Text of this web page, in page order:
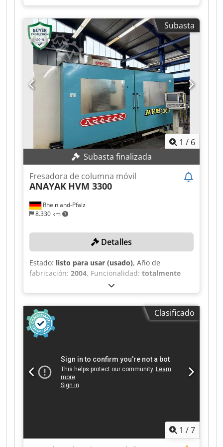
AUTOMATICA, velocidad del cabezal (máx.):
2.000 rpm, potencia del motor del husillo:29 W,
FRESADORA FRONTAL MÓVIL MECOF M 200
Crjdpfx Afjzhnx Ietof
Subasta
1 / 6
Subasta finalizada
Rheinland-Pfalz
8.330 km
Fresadora de columna móvil
ANAYAK HVM 3300
Detalles
Estado: listo para usar (usado), Año de
fabricación: 2004, Funcionalidad: totalmente
, recorrido eje X:
del eje Y:1.000 mm, recorrido del eje Z:1.050
mm, velocidad del cabezal (máx.):3.000 rpm,
modelo de controlador:
HEIDENHAIN iTNC530,
¡La máquina puede ser inspeccionada con la
electricidad conectada durante el proceso de
eje X: 2.700 mm Recorrido del eje Y: 1.000 mm
Recorrido del eje Z: 1.050 mm Avance máximo
X/Y/Z: 10.000 mm/min Dimensiones de la mesa:
3.300 x 1.000 mm Ranuras en T: 7 x 22 Cabezal
22/30 kW Portaherramientas: ISO 50 (DIN69872-
B) DETALLES DE LA MÁQUINA Cedpfx Afszg Dq
Dstorf Control: HEIDENHAIN iTNC530
Clasificado
1 /7